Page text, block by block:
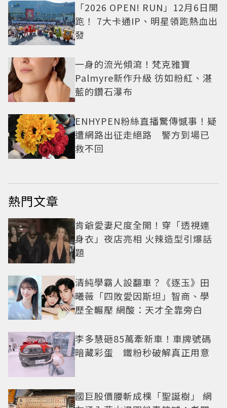
「2026 OPEN! RUN」12月6日開
跑！ 7大卡通IP、明星領跑熱血出
發
一身的流光傾瀉！梵克雅寶
Palmyre新作升級 彷如粉紅、湛
藍的鑽石瀑布
ENHYPEN粉絲直播驚傳憾事！疑
遭網路出征走絕路 警方到場已
救不回
熱門文章
肯爺愛妻尺度全開！穿「透視連
身衣」夜店亮相 火辣造型引爆話
題
清純學霸人設翻車？《逐玉》田
曦薇「四敗愛因斯坦」智商、學
歷全輾壓 網酸：天才全靠旁白
李多慧砸85萬牽新車！車牌號碼
暗藏彩蛋 鐵粉秒破解真正用意
國巨股價腰斬成棵「聖誕樹」 網